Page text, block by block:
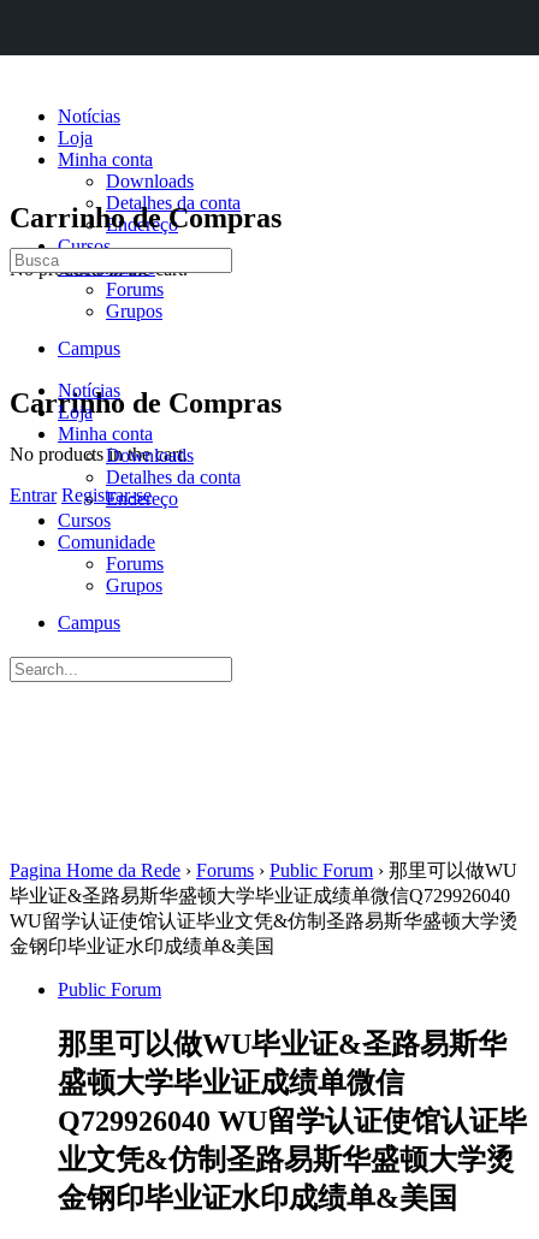
Notícias
Loja
Minha conta
Downloads
Detalhes da conta
Endereço
Cursos
Comunidade
Forums
Grupos
Campus
Carrinho de Compras
No products in the cart.
Entrar Registrar-se
Carrinho de Compras
No products in the cart.
Procurar
por:
Notícias
Loja
Minha conta
Downloads
Detalhes da conta
Endereço
Cursos
Comunidade
Forums
Grupos
Campus
Procurar
por:
Pagina Home da Rede › Forums › Public Forum › 那里可以做WU
毕业证&圣路易斯华盛顿大学毕业证成绩单微信Q729926040
WU留学认证使馆认证毕业文凭&仿制圣路易斯华盛顿大学烫
金钢印毕业证水印成绩单&美国
Public Forum
那里可以做WU毕业证&圣路易斯华
盛顿大学毕业证成绩单微信
Q729926040 WU留学认证使馆认证毕
业文凭&仿制圣路易斯华盛顿大学烫
金钢印毕业证水印成绩单&美国